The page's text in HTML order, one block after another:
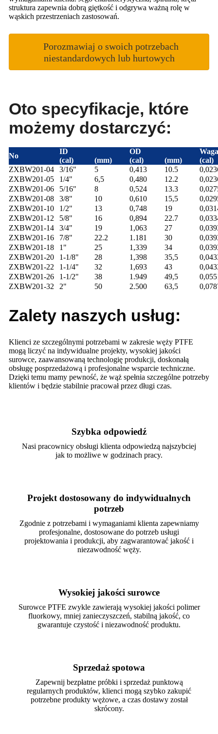
struktura zapewnia dobrą giętkość i odgrywa ważną rolę w
wąskich przestrzeniach zastosowań.
Porozmawiaj o swoich potrzebach
niestandardowych lub hurtowych
Oto specyfikacje, które
możemy dostarczyć:
No
ID OD
Waga
(cal)
(mm) (cal) (mm)
(cal)
ZXBW201-04
3/16" 5 0,413 10.5
ZXBW201-05
1/4" 6,5 0,480 12.2
ZXBW201-06
5/16" 8 0,524 13.3
ZXBW201-08
3/8" 10 0,610 15,5
ZXBW201-10
1/2" 13 0,748 19
ZXBW201-12
5/8" 16 0,894 22.7
ZXBW201-14
3/4" 19 1,063 27
ZXBW201-16
7/8" 22.2 1.181 30
ZXBW201-18
1" 25 1,339 34
ZXBW201-20
1-1/8" 28 1,398 35,5
ZXBW201-22
1-1/4" 32 1,693 43
ZXBW201-26
1-1/2" 38 1.949 49,5
ZXBW201-32
2" 50 2.500 63,5
Zalety naszych usług:
Klienci ze szczególnymi potrzebami w zakresie węży PTFE
mogą liczyć na indywidualne projekty, wysokiej jakości
surowce, zaawansowaną technologię produkcji, doskonałą
obsługę posprzedażową i profesjonalne wsparcie techniczne.
Dzięki temu mamy pewność, że wąż spełnia szczególne potrzeby
klientów i będzie stabilnie pracował przez długi czas.
Szybka odpowiedź
Nasi pracownicy obsługi klienta odpowiedzą najszybciej
jak to możliwe w godzinach pracy.
Projekt dostosowany do indywidualnych
potrzeb
Zgodnie z potrzebami i wymaganiami klienta zapewniamy
profesjonalne, dostosowane do potrzeb usługi
projektowania i produkcji, aby zagwarantować jakość i
niezawodność węży.
Wysokiej jakości surowce
Surowce PTFE zwykle zawierają wysokiej jakości polimer
fluorkowy, mniej zanieczyszczeń, stabilną jakość, co
gwarantuje czystość i niezawodność produktu.
Sprzedaż spotowa
Zapewnij bezpłatne próbki i sprzedaż punktową
regularnych produktów, klienci mogą szybko zakupić
potrzebne produkty wężowe, a czas dostawy został
skrócony.